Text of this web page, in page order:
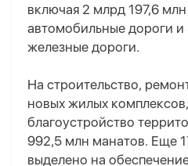
включая 2 млрд 197,6
автомобильные дороги
железные дороги.
На строительство,
новых жилых
благоустройство
992,5 млн манатов. Еще
выделено на